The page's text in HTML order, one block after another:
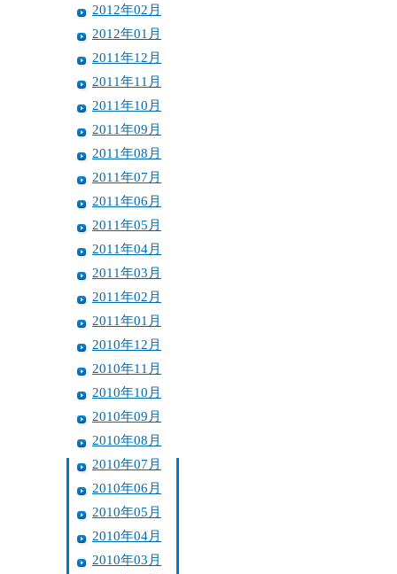
2012年02月
2012年01月
2011年12月
2011年11月
2011年10月
2011年09月
2011年08月
2011年07月
2011年06月
2011年05月
2011年04月
2011年03月
2011年02月
2011年01月
2010年12月
2010年11月
2010年10月
2010年09月
2010年08月
2010年07月
2010年06月
2010年05月
2010年04月
2010年03月